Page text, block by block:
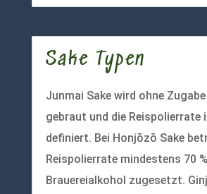
Sake Typen
Junmai Sake wird ohne
gebraut und die Reispolierrate
definiert. Bei Honjōzō Sake
Reispolierrate mindestens 70
Brauereialkohol zugesetzt.